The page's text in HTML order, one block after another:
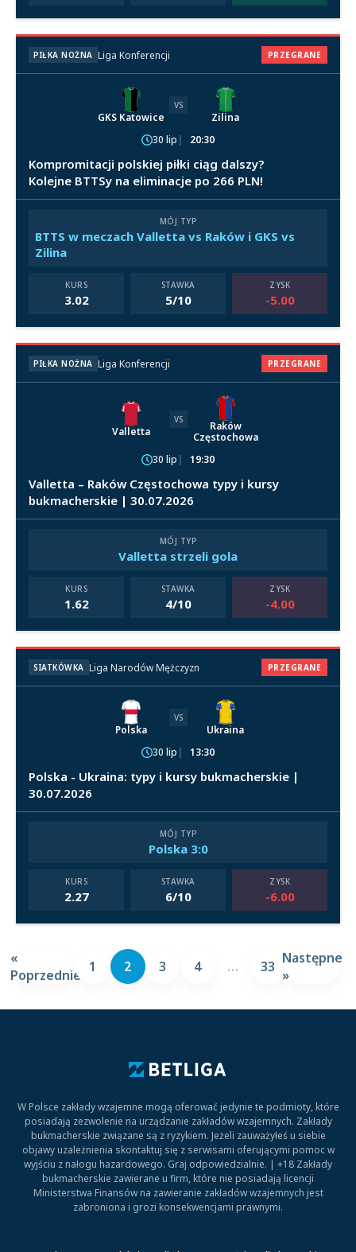
PIŁKA NOŻNA Liga Konferencji PRZEGRANE
GKS Katowice
VS
Zilina
30 lip
20:30
Kompromitacji polskiej piłki ciąg dalszy?
Kolejne BTTSy na eliminacje po 266 PLN!
MÓJ TYP
BTTS w meczach Valletta vs Raków i GKS vs
Zilina
KURS
3.02
STAWKA
5/10
ZYSK
-5.00
PIŁKA NOŻNA Liga Konferencji PRZEGRANE
Valletta
VS
Raków
Częstochowa
30 lip
19:30
Valletta – Raków Częstochowa typy i kursy
bukmacherskie | 30.07.2026
MÓJ TYP
Valletta strzeli gola
KURS
1.62
STAWKA
4/10
ZYSK
-4.00
SIATKÓWKA Liga Narodów Mężczyzn PRZEGRANE
Polska
VS
Ukraina
30 lip
13:30
Polska - Ukraina: typy i kursy bukmacherskie |
30.07.2026
MÓJ TYP
Polska 3:0
KURS
2.27
STAWKA
6/10
ZYSK
-6.00
«
Poprzednie 1 2 3 4 … 33 Następne
»
W Polsce zakłady wzajemne mogą oferować jedynie te podmioty, które
posiadają zezwolenie na urządzanie zakładów wzajemnych. Zakłady
bukmacherskie związane są z ryzykiem. Jeżeli zauważyłeś u siebie
objawy uzależnienia skontaktuj się z serwisami oferującymi pomoc w
wyjściu z nałogu hazardowego. Graj odpowiedzialnie. | +18 Zakłady
bukmacherskie zawierane u firm, które nie posiadają licencji
Ministerstwa Finansów na zawieranie zakładów wzajemnych jest
zabroniona i grozi konsekwencjami prawnymi.